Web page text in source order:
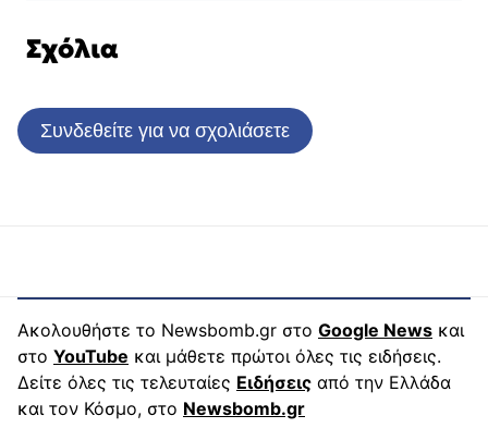
Σχόλια
Συνδεθείτε για να σχολιάσετε
Ακολουθήστε το Newsbomb.gr στο Google News και
στο YouTube και μάθετε πρώτοι όλες τις ειδήσεις.
Δείτε όλες τις τελευταίες Ειδήσεις από την Ελλάδα
και τον Κόσμο, στο Newsbomb.gr